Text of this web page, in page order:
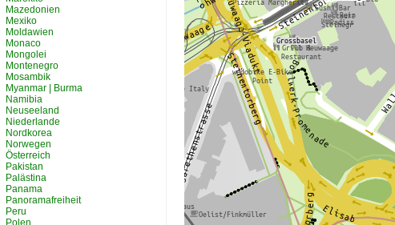
Mazedonien
Mexiko
Moldawien
Monaco
Mongolei
Montenegro
Mosambik
Myanmar | Burma
Namibia
Neuseeland
Niederlande
Nordkorea
Norwegen
Österreich
Pakistan
Palästina
Panama
Panoramafreiheit
Peru
Polen